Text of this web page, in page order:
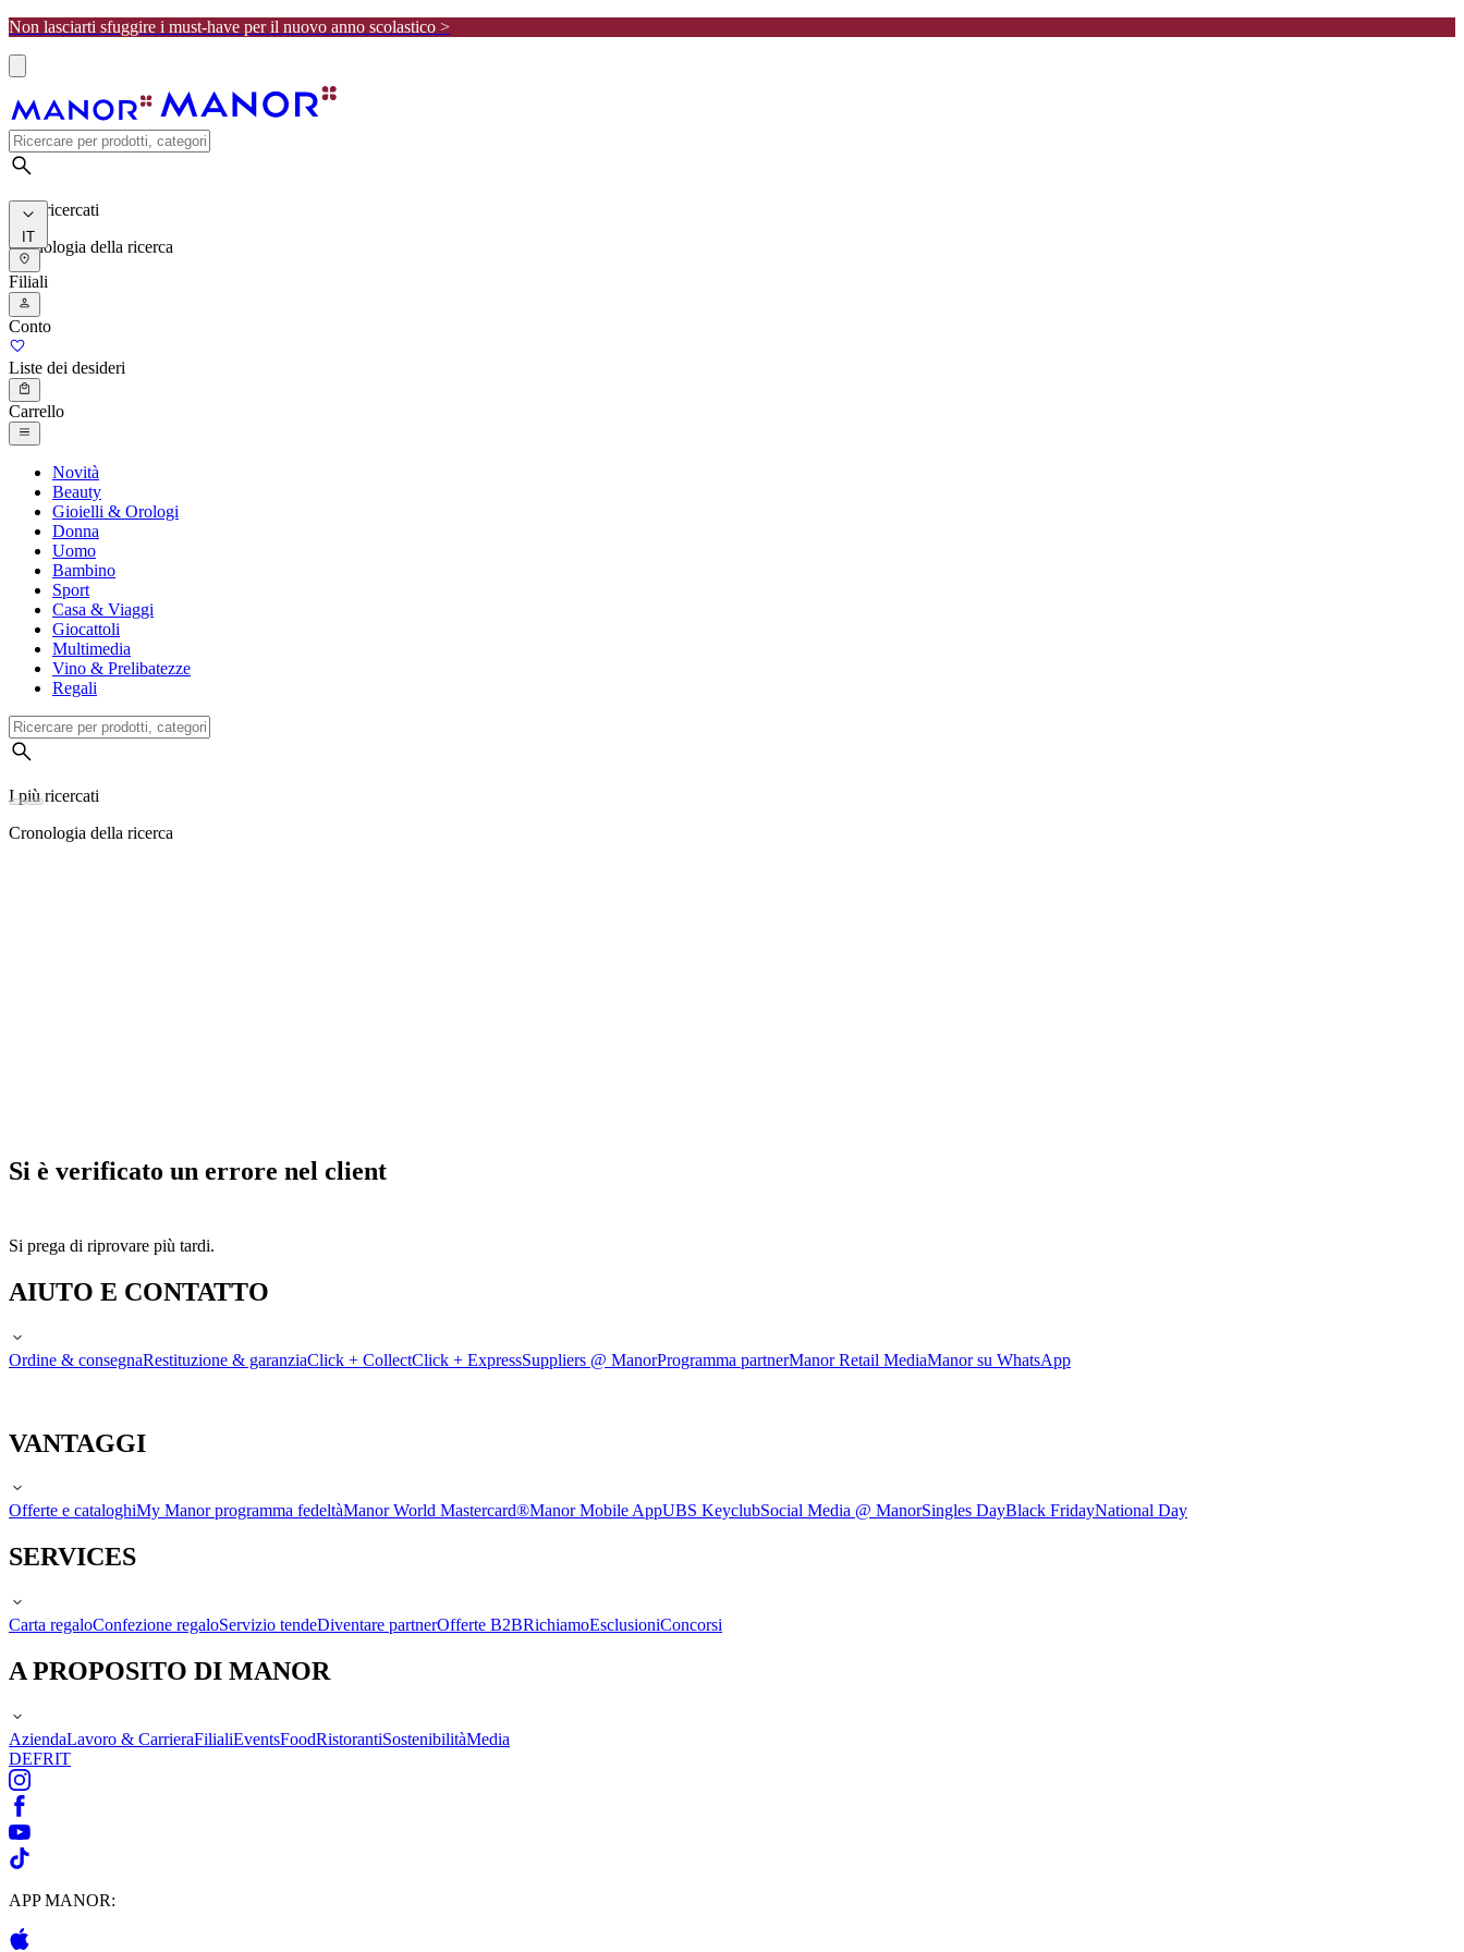
Non lasciarti sfuggire i must-have per il nuovo anno scolastico >
I più ricercati
Cronologia della ricerca
IT
Filiali
Conto
Liste dei desideri
Carrello
Novità
Beauty
Gioielli & Orologi
Donna
Uomo
Bambino
Sport
Casa & Viaggi
Giocattoli
Multimedia
Vino & Prelibatezze
Regali
I più ricercati
Cronologia della ricerca
Si è verificato un errore nel client
Si prega di riprovare più tardi.
AIUTO E CONTATTO
Ordine & consegnaRestituzione & garanziaClick + CollectClick + ExpressSuppliers @ ManorProgramma partnerManor Retail MediaManor su WhatsApp
VANTAGGI
Offerte e cataloghiMy Manor programma fedeltàManor World Mastercard®Manor Mobile AppUBS KeyclubSocial Media @ ManorSingles DayBlack FridayNational Day
SERVICES
Carta regaloConfezione regaloServizio tendeDiventare partnerOfferte B2BRichiamoEsclusioniConcorsi
A PROPOSITO DI MANOR
AziendaLavoro & CarrieraFilialiEventsFoodRistorantiSostenibilitàMedia
DEFRIT
APP MANOR: